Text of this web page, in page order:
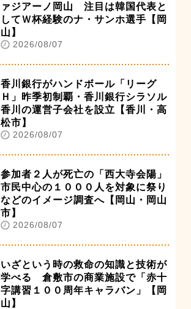
ァジアーノ岡山 注目は韓国代表と
してＷ杯経験のナ・サンホ選手【岡
山】
2026/08/07
香川銀行がハンドボール「リーグ
Ｈ」昨季初制覇・香川銀行シラソル
香川の運営子会社を設立【香川・高
松市】
2026/08/07
参加者２人が死亡の「西大寺会陽」
市民中心の１０００人を対象に祭り
などのイメージ調査へ【岡山・岡山
市】
2026/08/07
いざという時の救命の知識と技術が
学べる 倉敷市の商業施設で「赤十
字講習１００周年キャラバン」【岡
山】